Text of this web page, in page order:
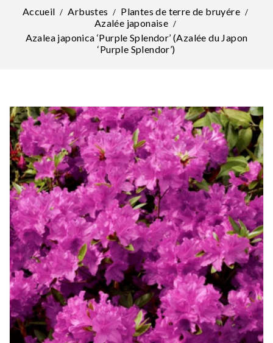
Accueil Arbustes
Plantes de terre de bruyére
Azalée japonaise
Azalea japonica ‘Purple Splendor’ (Azalée du Japon
‘Purple Splendor’)